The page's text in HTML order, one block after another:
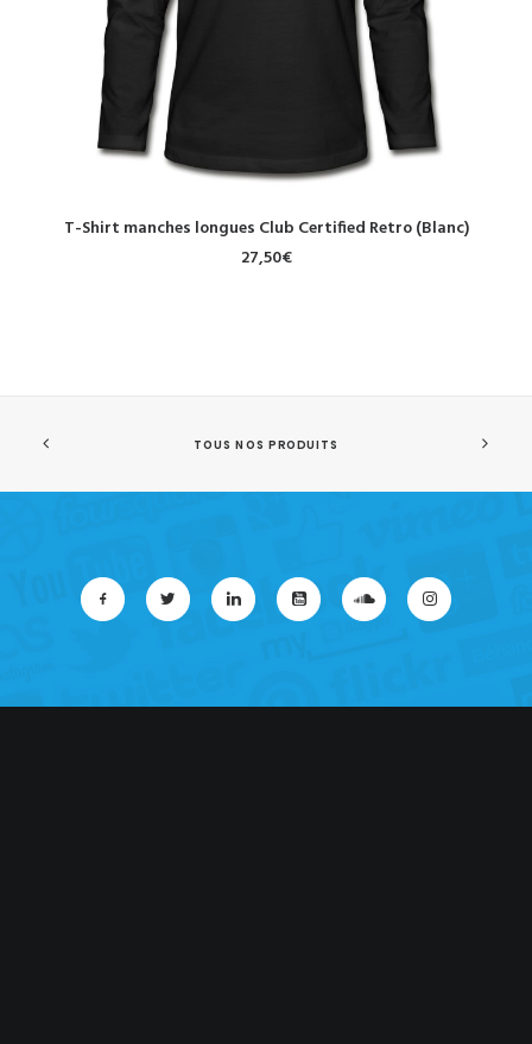
CHOIX DES OPTIONS
T-Shirt manches longues Club Certified Retro (Blanc)
27,50€
TOUS NOS PRODUITS